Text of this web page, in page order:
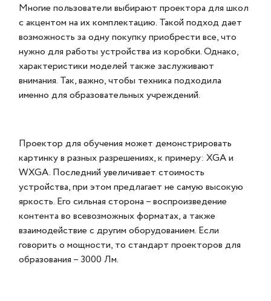
Многие пользователи выбирают проектора для школ
с акцентом на их комплектацию. Такой подход дает
возможность за одну покупку приобрести все, что
нужно для работы устройства из коробки. Однако,
характеристики моделей также заслуживают
внимания. Так, важно, чтобы техника подходила
именно для образовательных учреждений.
Проектор для обучения может демонстрировать
картинку в разных разрешениях, к примеру: XGA и
WXGA. Последний увеличивает стоимость
устройства, при этом предлагает не самую высокую
яркость. Его сильная сторона – воспроизведение
контента во всевозможных форматах, а также
взаимодействие с другим оборудованием. Если
говорить о мощности, то стандарт проекторов для
образования – 3000 Лм.